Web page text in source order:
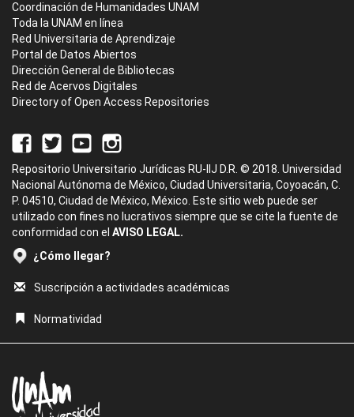
Coordinación de Humanidades UNAM
Toda la UNAM en línea
Red Universitaria de Aprendizaje
Portal de Datos Abiertos
Dirección General de Bibliotecas
Red de Acervos Digitales
Directory of Open Access Repositories
Repositorio Universitario Jurídicas RU-IIJ D.R. © 2018. Universidad
Nacional Autónoma de México, Ciudad Universitaria, Coyoacán, C.
P. 04510, Ciudad de México, México. Este sitio web puede ser
utilizado con fines no lucrativos siempre que se cite la fuente de
conformidad con el AVISO LEGAL.
¿Cómo llegar?
Suscripción a actividades académicas
Normatividad